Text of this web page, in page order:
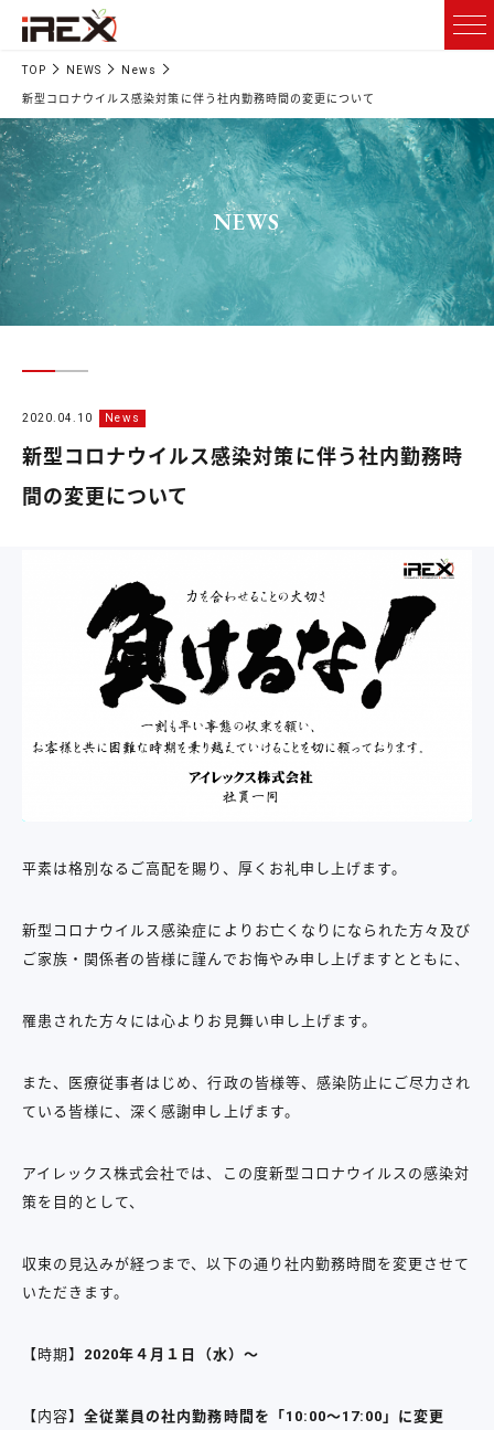
TOP NEWS News
新型コロナウイルス感染対策に伴う社内勤務時間の変更について
NEWS
2020.04.10 News
新型コロナウイルス感染対策に伴う社内勤務時
間の変更について
平素は格別なるご高配を賜り、厚くお礼申し上げます。
新型コロナウイルス感染症によりお亡くなりになられた方々及び
ご家族・関係者の皆様に謹んでお悔やみ申し上げますとともに、
罹患された方々には心よりお見舞い申し上げます。
また、医療従事者はじめ、行政の皆様等、感染防止にご尽力され
ている皆様に、深く感謝申し上げます。
アイレックス株式会社では、この度新型コロナウイルスの感染対
策を目的として、
収束の見込みが経つまで、以下の通り社内勤務時間を変更させて
いただきます。
【時期】 2020年４月１日（水）〜
【内容】全従業員の社内勤務時間を「10:00～17:00」に変更